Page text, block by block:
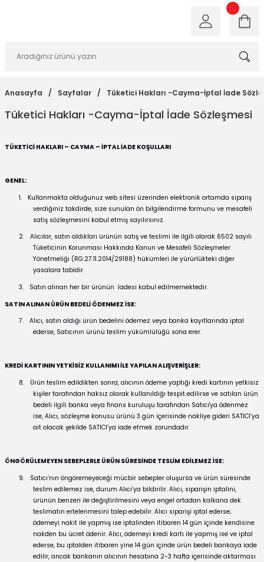
Anasayfa Sayfalar Tüketici Hakları -Cayma-İptal İade
Tüketici Hakları -Cayma-İptal İade Sözleşmesi
TÜKETİCİ HAKLARI – CAYMA – İPTAL İADE KOŞULLARI
GENEL:
1.
Kullanmakta olduğunuz web sitesi üzerinden elektronik ortamda sipariş
verdiğiniz takdirde, size sunulan ön bilgilendirme formunu ve mesafeli
satış sözleşmesini kabul etmiş sayılırsınız.
2.
Alıcılar, satın aldıkları ürünün satış ve teslimi ile ilgili olarak 6502 sayılı
Tüketicinin Korunması Hakkında Kanun ve Mesafeli Sözleşmeler
Yönetmeliği (RG:27.11.2014/29188) hükümleri ile yürürlükteki diğer
yasalara tabidir.
3.
Satın alınan her bir ürünün İadesi kabul edilmemektedir.
SATIN ALINAN ÜRÜN BEDELİ ÖDENMEZ İSE:
7.
Alıcı, satın aldığı ürün bedelini ödemez veya banka kayıtlarında iptal
ederse, Satıcının ürünü teslim yükümlülüğü sona erer.
KREDİ KARTININ YETKİSİZ KULLANIMI İLE YAPILAN ALIŞVERİŞLER:
8.
Ürün teslim edildikten sonra, alıcının ödeme yaptığı kredi kartının yetkisiz
kişiler tarafından haksız olarak kullanıldığı tespit edilirse ve satılan ürün
bedeli ilgili banka veya finans kuruluşu tarafından Satıcı'ya ödenmez
ise, Alıcı, sözleşme konusu ürünü 3 gün içerisinde nakliye gideri SATICI’ya
ait olacak şekilde SATICI’ya iade etmek zorundadır.
ÖNGÖRÜLEMEYEN SEBEPLERLE ÜRÜN SÜRESİNDE TESLİM EDİLEMEZ İSE:
9.
Satıcı’nın öngöremeyeceği mücbir sebepler oluşursa ve ürün süresinde
teslim edilemez ise, durum Alıcı’ya bildirilir. Alıcı, siparişin iptalini,
ürünün benzeri ile değiştirilmesini veya engel ortadan kalkana dek
teslimatın ertelenmesini talep edebilir. Alıcı siparişi iptal ederse;
ödemeyi nakit ile yapmış ise iptalinden itibaren 14 gün içinde kendisine
nakden bu ücret ödenir. Alıcı, ödemeyi kredi kartı ile yapmış ise ve iptal
ederse, bu iptalden itibaren yine 14 gün içinde ürün bedeli bankaya iade
edilir, ancak bankanın alıcının hesabına 2-3 hafta içerisinde aktarması